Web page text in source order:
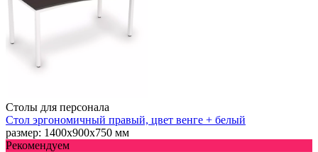
Столы для персонала
Стол эргономичный правый, цвет венге + белый
размер: 1400х900х750 мм
Рекомендуем